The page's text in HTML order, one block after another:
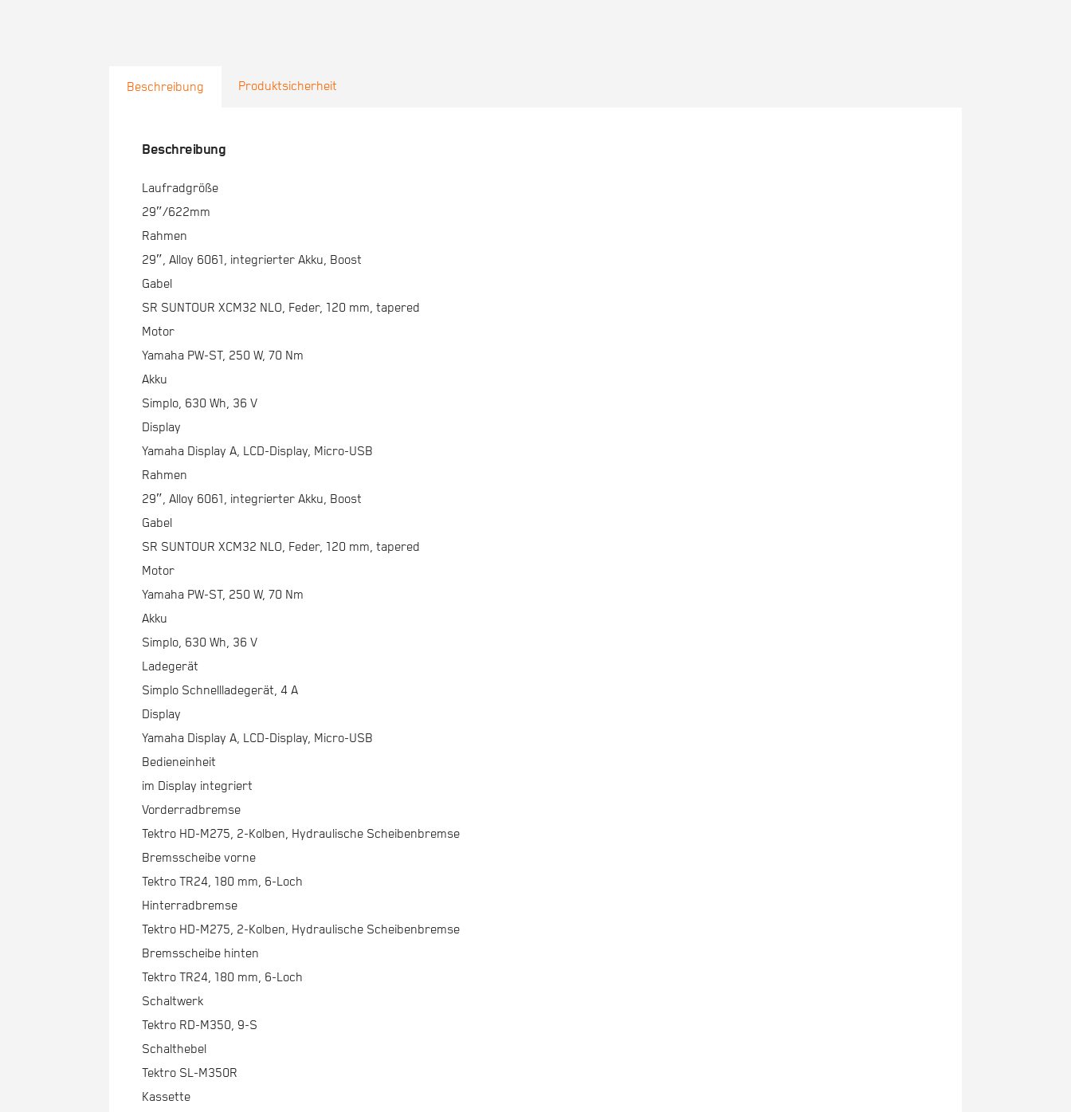
Beschreibung Produktsicherheit
Beschreibung
Laufradgröße
29″/622mm
Rahmen
29″, Alloy 6061, integrierter Akku, Boost
Gabel
SR SUNTOUR XCM32 NLO, Feder, 120 mm, tapered
Motor
Yamaha PW-ST, 250 W, 70 Nm
Akku
Simplo, 630 Wh, 36 V
Display
Yamaha Display A, LCD-Display, Micro-USB
Rahmen
29″, Alloy 6061, integrierter Akku, Boost
Gabel
SR SUNTOUR XCM32 NLO, Feder, 120 mm, tapered
Motor
Yamaha PW-ST, 250 W, 70 Nm
Akku
Simplo, 630 Wh, 36 V
Ladegerät
Simplo Schnellladegerät, 4 A
Display
Yamaha Display A, LCD-Display, Micro-USB
Bedieneinheit
im Display integriert
Vorderradbremse
Tektro HD-M275, 2-Kolben, Hydraulische Scheibenbremse
Bremsscheibe vorne
Tektro TR24, 180 mm, 6-Loch
Hinterradbremse
Tektro HD-M275, 2-Kolben, Hydraulische Scheibenbremse
Bremsscheibe hinten
Tektro TR24, 180 mm, 6-Loch
Schaltwerk
Tektro RD-M350, 9-S
Schalthebel
Tektro SL-M350R
Kassette